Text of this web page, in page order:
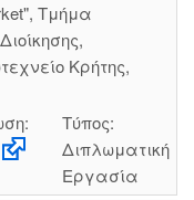
Τμήμα
Κρήτης,
Τύπος:
Διπλωματική
Εργασία